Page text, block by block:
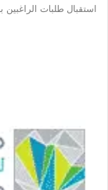
استقبال طلبات